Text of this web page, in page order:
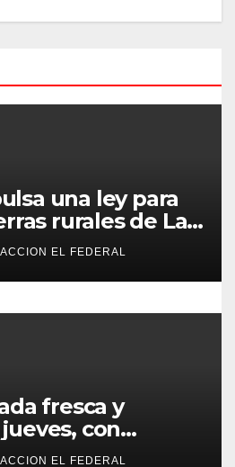
una ley para
rurales de La
los principales
EL FEDERAL
fresca y
con
para el
EL FEDERAL